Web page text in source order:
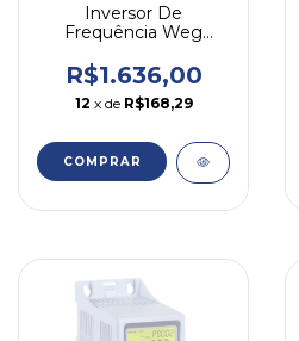
Inversor De
Frequência Weg
220v Monotri
R$1.636,00
12 x de R$168,29
COMPRAR